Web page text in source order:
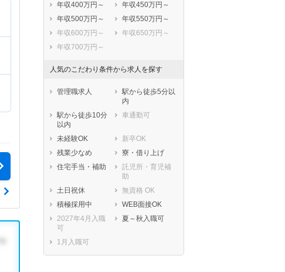
年収400万円～
年収450万円～
年収500万円～
年収550万円～
年収600万円～
年収650万円～
年収700万円～
人気のこだわり条件から求人を探す
管理職求人
駅から徒歩5分以
内
駅から徒歩10分
以内
車通勤可
未経験OK
新卒OK
残業少なめ
寮・借り上げ
住宅手当・補助
託児所・育児補
助
土日祝休
無資格 OK
積極採用中
WEB面接OK
2027年4月入職
可
夏～秋入職可
1月入職可